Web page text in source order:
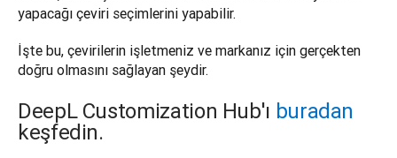
yapacağı çeviri seçimlerini yapabilir.
İşte bu, çevirilerin işletmeniz ve markanız için gerçekten
doğru olmasını sağlayan şeydir.
DeepL Customization Hub'ı buradan
keşfedin.